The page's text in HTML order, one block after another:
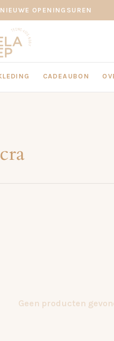
OPENINGSUREN
CADEAUBON
Geen producten